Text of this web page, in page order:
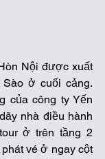
Nội được xuất
ở cuối cảng.
của công ty Yến
nhà điều hành
ở trên tầng 2
vé ở ngay cột